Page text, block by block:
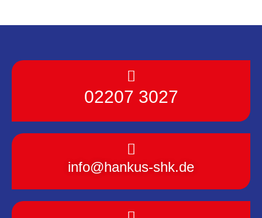
02207 3027
info@hankus-shk.de